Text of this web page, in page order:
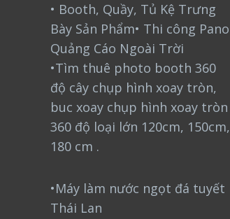
• Booth, Quầy, Tủ Kệ Trưng
Bày Sản Phẩm• Thi công Pano
Quảng Cáo Ngoài Trời
•Tìm thuê photo booth 360
độ cây chụp hình xoay tròn,
buc xoay chụp hình xoay tròn
360 độ loại lớn 120cm, 150cm,
180 cm .
•Máy làm nước ngọt đá tuyết
Thái Lan